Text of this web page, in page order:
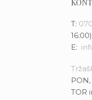
T:
16:00)
E:
PON,
TOR